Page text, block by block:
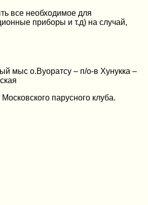
все необходимое для
приборы и т.д) на случай,
мыс о.Вуоратсу – п/о-в Хунукка –
парусного клуба.